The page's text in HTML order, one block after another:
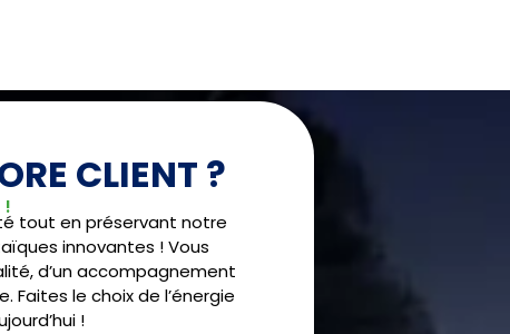
CLIENT ?
!
tout en préservant notre
innovantes ! Vous
d’un accompagnement
Faites le choix de l’énergie
!